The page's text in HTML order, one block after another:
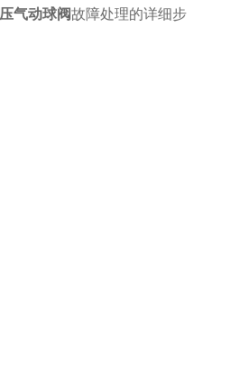
气动球阀故障处理的详细步